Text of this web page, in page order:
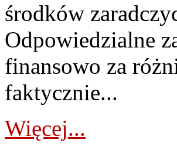
środków
Odpowiedzialne
finansowo za
faktycznie...
Więcej...